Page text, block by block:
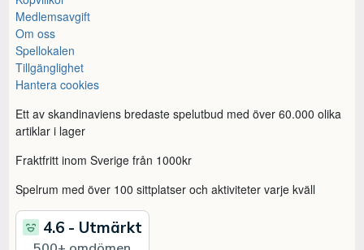
Medlemsavgift
Om oss
Spellokalen
Tillgänglighet
Hantera cookies
Ett av skandinaviens bredaste spelutbud med över 60.000 olika
artiklar i lager
Fraktfritt inom Sverige från 1000kr
Spelrum med över 100 sittplatser och aktiviteter varje kväll